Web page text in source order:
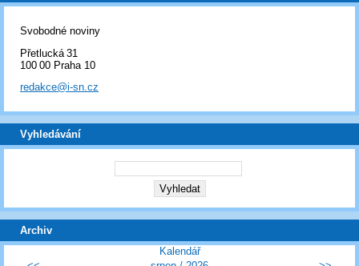
Svobodné noviny
Přetlucká 31
100 00 Praha 10
redakce@i-sn.cz
Vyhledávání
Archiv
Kalendář